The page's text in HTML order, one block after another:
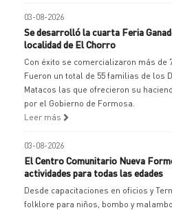
03-08-2026
Se desarrolló la cuarta Feria
localidad de El Chorro
Con éxito se comercializaron más de
Fueron un total de 55 familias de los
Matacos las que ofrecieron su
por el Gobierno de Formosa.
Leer más
03-08-2026
El Centro Comunitario Nueva
actividades para todas las edades
Desde capacitaciones en oficios y
folklore para niños, bombo y